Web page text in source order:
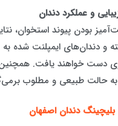
و عملکرد دندان
بودن پیوند استخوان،
و دندان‌های ایمپلنت شده
دست خواهند یافت.
به حالت طبیعی و مطلوب
بلیچینگ دندان اصفهان